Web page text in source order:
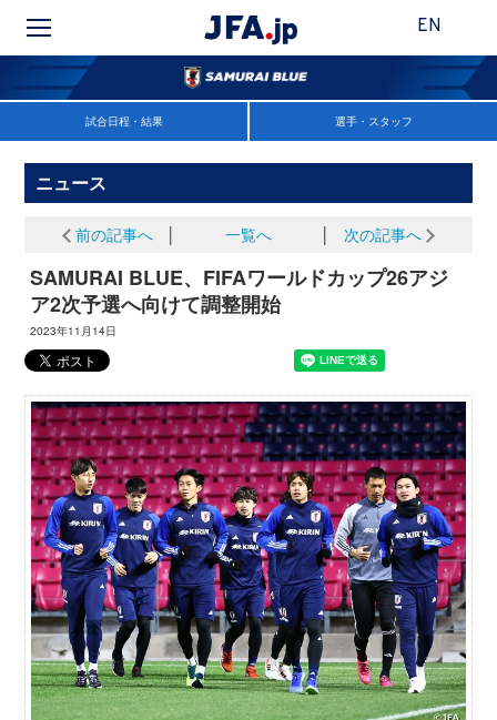
EN
試合日程・結果 選手・スタッフ
ニュース
前の記事へ 一覧へ 次の記事へ
SAMURAI BLUE、FIFAワールドカップ26アジ
ア2次予選へ向けて調整開始
2023年11月14日